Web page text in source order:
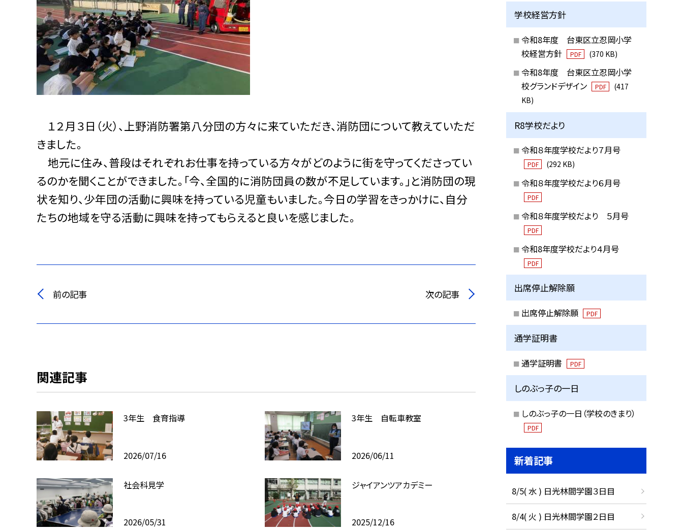
１２月３日（火）、上野消防署第八分団の方々に来ていただき、消防団について教えていただ
きました。
地元に住み、普段はそれぞれお仕事を持っている方々がどのように街を守ってくださってい
るのかを聞くことができました。「今、全国的に消防団員の数が不足しています。」と消防団の現
状を知り、少年団の活動に興味を持っている児童もいました。今日の学習をきっかけに、自分
たちの地域を守る活動に興味を持ってもらえると良いを感じました。
前の記事 次の記事
関連記事
3年生 食育指導
2026/07/16
3年生 自転車教室
2026/06/11
社会科見学
2026/05/31
ジャイアンツアカデミー
2025/12/16
学校経営方針
令和8年度 台東区立忍岡小学
校経営方針
PDF (370 KB)
令和8年度 台東区立忍岡小学
校グランドデザイン
PDF
(417
KB)
R8学校だより
令和８年度学校だより７月号
PDF (292 KB)
令和８年度学校だより６月号
PDF
令和８年度学校だより ５月号
PDF
令和8年度学校だより４月号
PDF
出席停止解除願
出席停止解除願 PDF
通学証明書
通学証明書 PDF
しのぶっ子の一日
しのぶっ子の一日（学校のきまり）
PDF
新着記事
8/5( 水 ) 日光林間学園３日目
8/4( 火 ) 日光林間学園２日目